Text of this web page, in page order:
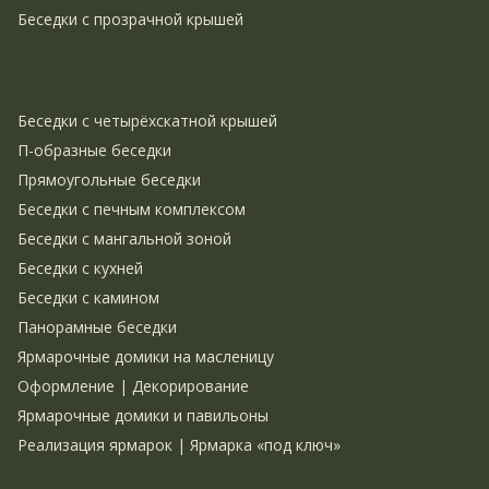
Беседки с прозрачной крышей
Беседки с четырёхскатной крышей
П-образные беседки
Прямоугольные беседки
Беседки с печным комплексом
Беседки с мангальной зоной
Беседки с кухней
Беседки с камином
Панорамные беседки
Ярмарочные домики на масленицу
Оформление | Декорирование
Ярмарочные домики и павильоны
Реализация ярмарок | Ярмарка «под ключ»